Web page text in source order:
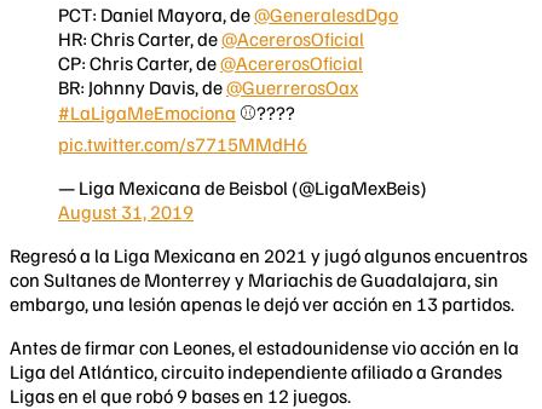
PCT: Daniel Mayora, de@GeneralesdDgo
HR: Chris Carter, de@AcererosOficial
CP: Chris Carter, de@AcererosOficial
BR: Johnny Davis, de@GuerrerosOax
#LaLigaMeEmociona ⚾????
pic.twitter.com/s7715MMdH6
— Liga Mexicana de Beisbol (@LigaMexBeis)
August 31, 2019
Regresó a la Liga Mexicana en 2021 y jugó algunos encuentros
con Sultanes de Monterrey y Mariachis de Guadalajara, sin
embargo, una lesión apenas le dejó ver acción en 13 partidos.
Antes de firmar con Leones, el estadounidense vio acción en la
Liga del Atlántico, circuito independiente afiliado a Grandes
Ligas en el que robó 9 bases en 12 juegos.